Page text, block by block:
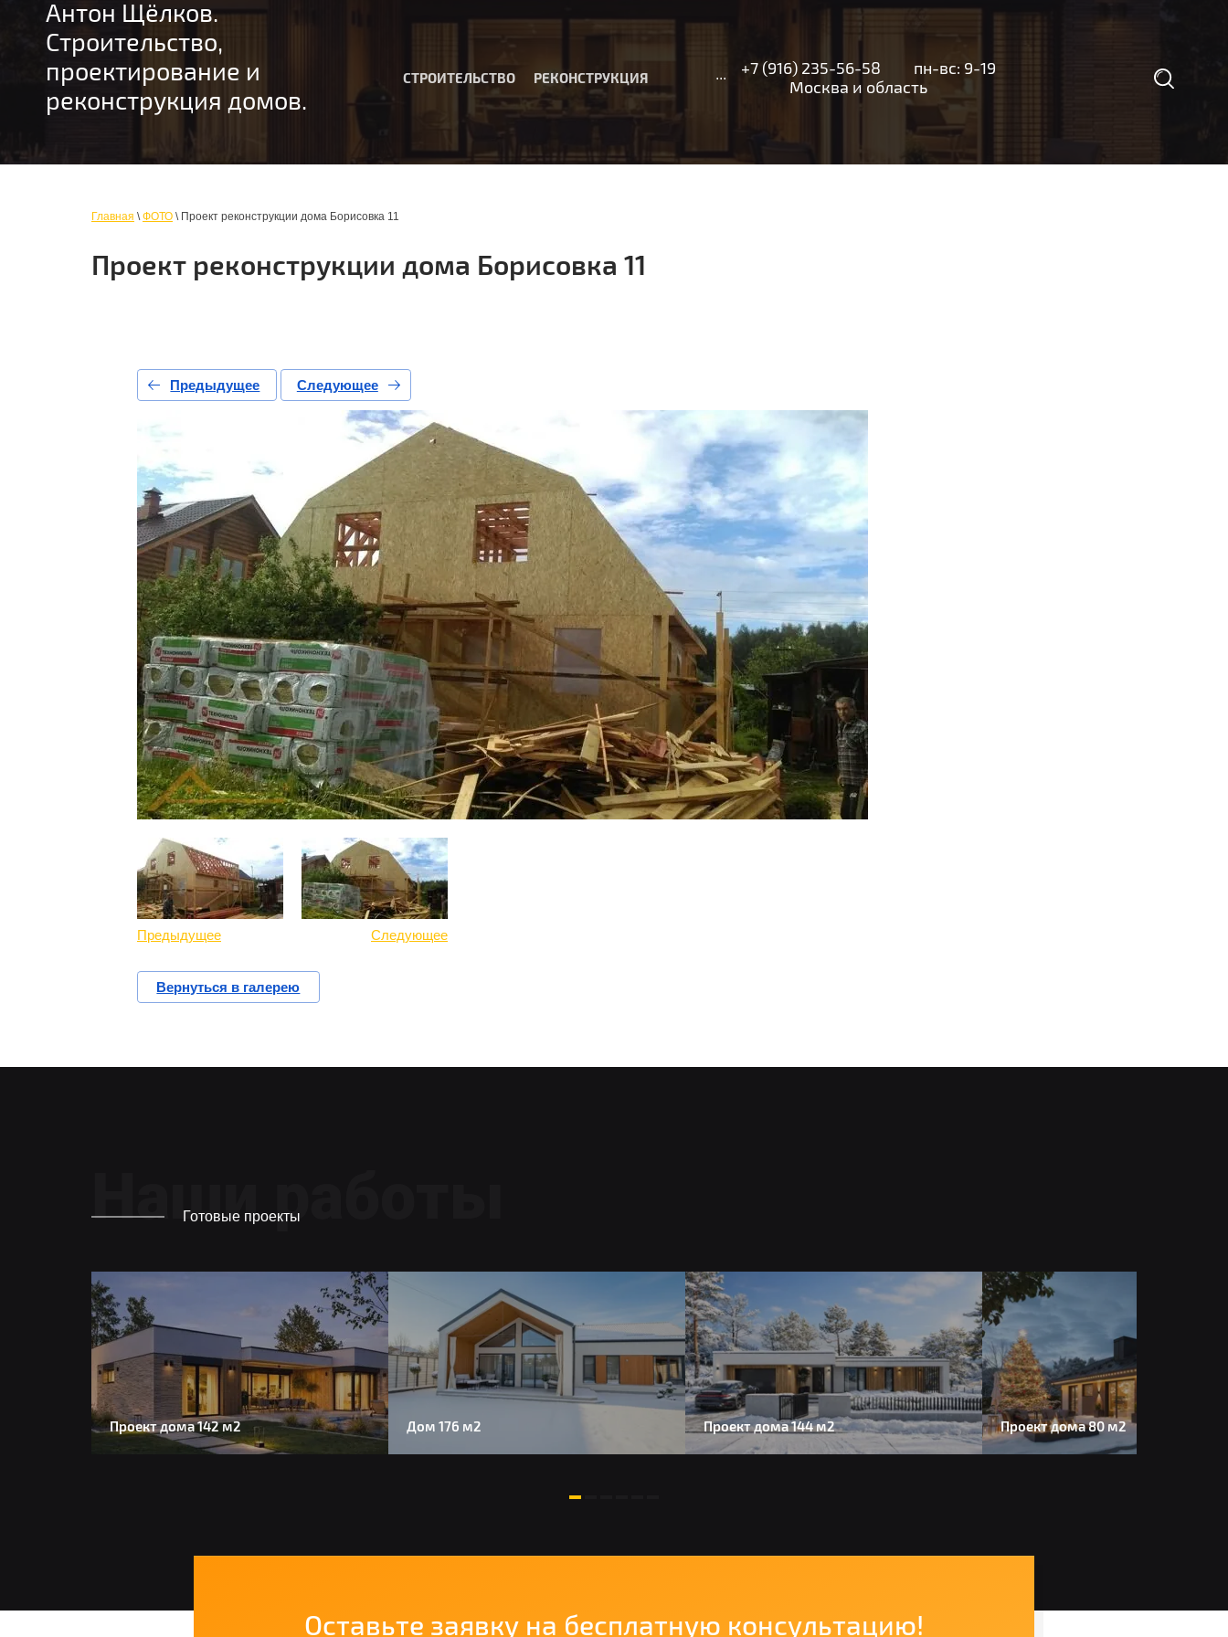
Антон Щёлков.
Строительство,
проектирование и
реконструкция домов.
СТРОИТЕЛЬСТВО РЕКОНСТРУКЦИЯ ... +7 (916) 235-56-58 пн-вс: 9-19
Москва и область
Главная \ФОТО \ Проект реконструкции дома Борисовка 11
Проект реконструкции дома Борисовка 11
Предыдущее Следующее
Предыдущее Следующее
Вернуться в галерею
Наши работы
Готовые проекты
Проект дома 142 м2 Дом 176 м2 Проект дома 144 м2 Проект дома 80 м2
Оставьте заявку на бесплатную консультацию!